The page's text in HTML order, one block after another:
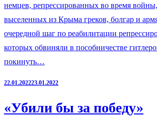
немцев, репрессированных во время
выселенных из Крыма греков, болгар и
очередной шаг по реабилитации
которых обвиняли в пособничестве
покинуть…
22.01.202223.01.2022
«Убили бы за победу»